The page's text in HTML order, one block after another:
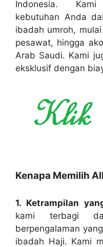
Indonesia.
kebutuhan Anda
ibadah umroh,
pesawat, hingga
Arab Saudi. Kami
eksklusif dengan
Kenapa Memilih
1. Ketrampilan
kami terbagi
berpengalaman
ibadah Haji. Kami